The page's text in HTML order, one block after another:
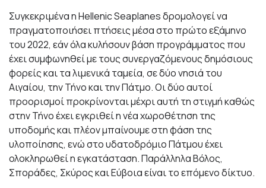
Συγκεκριμένα η Hellenic Seaplanes δρομολογεί να
πραγματοποιήσει πτήσεις μέσα στο πρώτο εξάμηνο
του 2022, εάν όλα κυλήσουν βάση προγράμματος που
έχει συμφωνηθεί με τους συνεργαζόμενους δημόσιους
φορείς και τα λιμενικά ταμεία, σε δύο νησιά του
Αιγαίου, την Τήνο και την Πάτμο. Οι δύο αυτοί
προορισμοί προκρίνονται μέχρι αυτή τη στιγμή καθώς
στην Τήνο έχει εγκριθεί η νέα χωροθέτηση της
υποδομής και πλέον μπαίνουμε στη φάση της
υλοποίησης, ενώ στο υδατοδρόμιο Πάτμου έχει
ολοκληρωθεί η εγκατάσταση. Παράλληλα Βόλος,
Σποράδες, Σκύρος και Εύβοια είναι το επόμενο δίκτυο.